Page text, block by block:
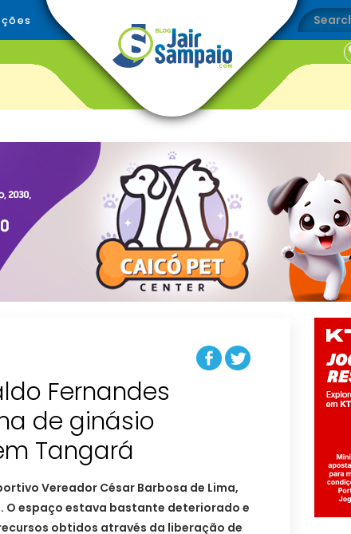
Fernandes
de ginásio
Tangará
Vereador César Barbosa de Lima,
O espaço estava bastante deteriorado e
obtidos através da liberação de